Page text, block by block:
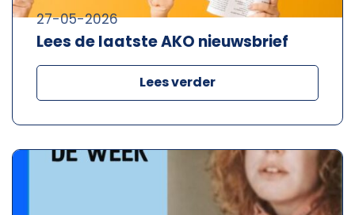
Lees de laatste AKO nieuwsbrief
27-05-2026
Lees verder